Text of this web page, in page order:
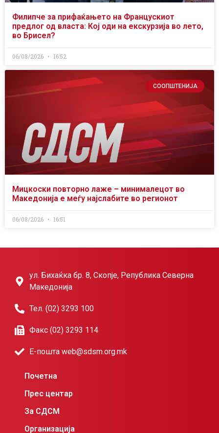
Филипче за прифаќањето на Францускиот
предлог од власта: Кој оди на екскурзија во лето,
во Брисел?
06/08/2026 16:52
СООПШТЕНИЈА
Мицкоски повторно лаже – минималецот во
Македонија е меѓу најслабите во регионот
06/08/2026 16:51
ул. Бихаќка бр. 8, Скопје, Република Северна
Македонија
Тел. (02) 3293 100
Факс (02) 3293 114
Е-пошта web@sdsm.org.mk
Почетна
Прес центар
За СДСМ
Организација